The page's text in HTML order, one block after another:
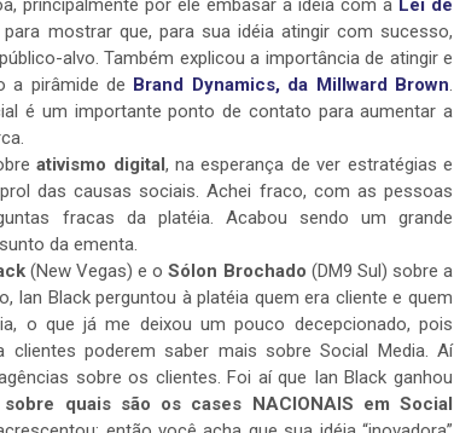
principalmente por ele embasar a idéia com a Lei de
para mostrar que, para sua idéia atingir com sucesso,
alvo. Também explicou a importância de atingir e
a pirâmide de Brand Dynamics, da Millward Brown.
é um importante ponto de contato para aumentar a
ativismo digital, na esperança de ver estratégias e
das causas sociais. Achei fraco, com as pessoas
fracas da platéia. Acabou sendo um grande
da ementa.
(New Vegas) e oSólon Brochado (DM9 Sul) sobre a
Ian Black perguntou à platéia quem era cliente e quem
o que já me deixou um pouco decepcionado, pois
poderem saber mais sobre Social Media. Aí
sobre os clientes. Foi aí que Ian Black ganhou
quais são os cases NACIONAIS em Social